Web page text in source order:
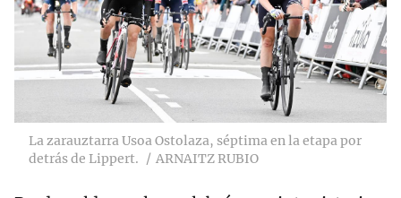
La zarauztarra Usoa Ostolaza, séptima en la etapa por
detrás de Lippert.
ARNAITZ RUBIO